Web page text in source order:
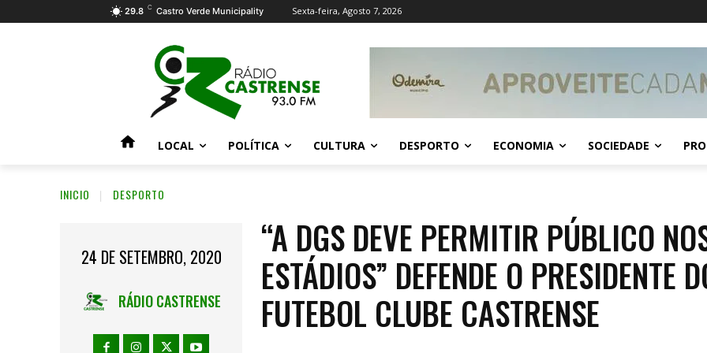
29.8 C Castro Verde Municipality Sexta-feira, Agosto 7, 2026
LOCAL POLÍTICA CULTURA DESPORTO ECONOMIA SOCIEDADE
INICIO DESPORTO
24 DE SETEMBRO, 2020
RÁDIO CASTRENSE
“A DGS DEVE PERMITIR PÚBLICO
ESTÁDIOS” DEFENDE O PRESIDENTE
FUTEBOL CLUBE CASTRENSE